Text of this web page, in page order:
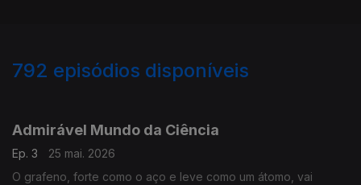
792 episódios disponíveis
Admirável Mundo da Ciência
Ep. 3
25 mai. 2026
O grafeno, forte como o aço e leve como um átomo, vai